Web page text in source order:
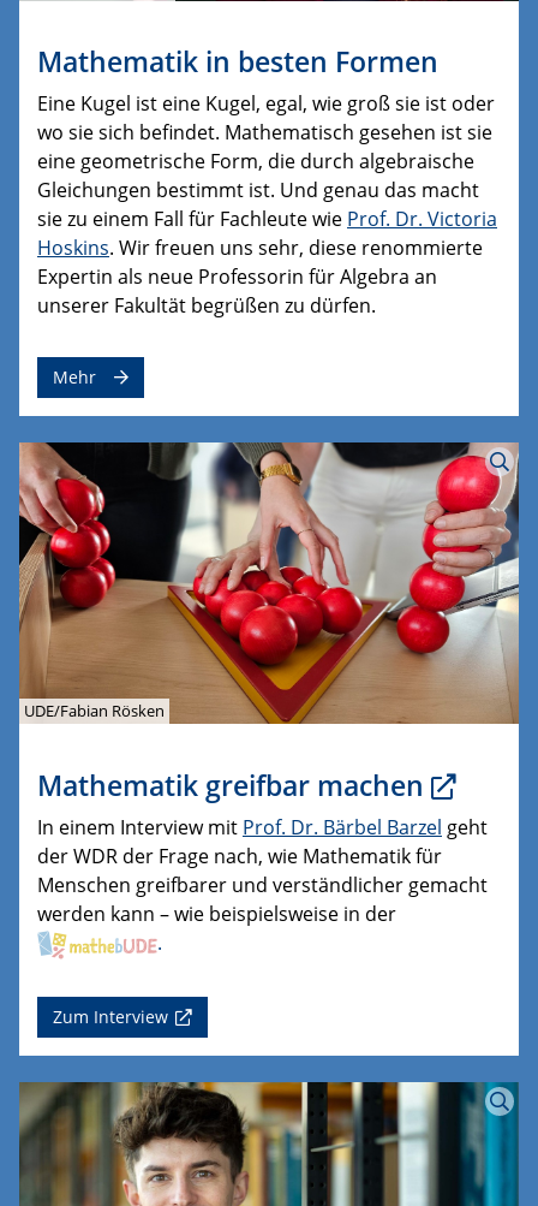
Mathematik in besten Formen
Eine Kugel ist eine Kugel, egal, wie groß sie ist oder
wo sie sich befindet. Mathematisch gesehen ist sie
eine geometrische Form, die durch algebraische
Gleichungen bestimmt ist. Und genau das macht
sie zu einem Fall für Fachleute wie Prof. Dr. Victoria
Hoskins. Wir freuen uns sehr, diese renommierte
Expertin als neue Professorin für Algebra an
unserer Fakultät begrüßen zu dürfen.
Mehr
UDE/Fabian Rösken
Mathematik greifbar machen
In einem Interview mit Prof. Dr. Bärbel Barzel geht
der WDR der Frage nach, wie Mathematik für
Menschen greifbarer und verständlicher gemacht
werden kann – wie beispielsweise in der
.
Zum Interview